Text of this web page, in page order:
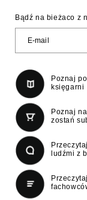
Bądź na bieżaco z
Poznaj
księgarni
Poznaj
zostań
ludźmi z